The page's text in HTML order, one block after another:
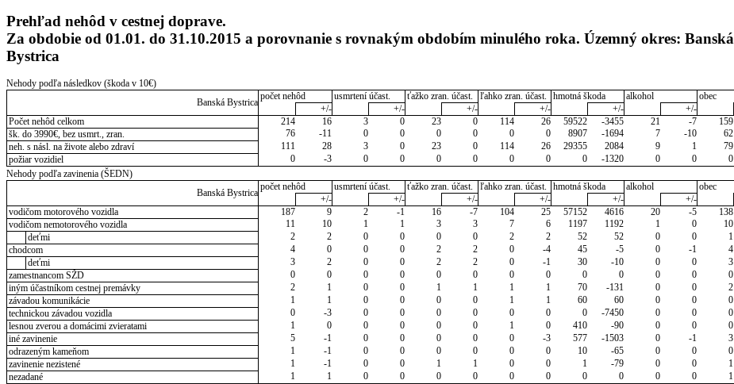
Prehľad nehôd v cestnej doprave.
Za obdobie od 01.01. do 31.10.2015 a porovnanie s rovnakým obdobím minulého roka. Územný okres: Banská
Bystrica
Nehody podľa následkov (škoda v 10€)
Banská Bystrica
počet nehôd usmrtení účast. ťažko zran. účast. ľahko zran. účast. hmotná škoda alkohol
obec
+/-
+/- +/- +/- +/- +/-
Počet nehôd celkom
214 16 3 0 23 0 114 26 59522 -3455 21 -7 159
šk. do 3990€, bez usmrt., zran.
76 -11 0 0 0 0 0 0 8907 -1694 7 -10 62
neh. s násl. na živote alebo zdraví
111 28 3 0 23 0 114 26 29355 2084 9 1 79
požiar vozidiel
0 -3 0 0 0 0 0 0 0 -1320 0 0 0
Nehody podľa zavinenia (ŠEDN)
Banská Bystrica
počet nehôd usmrtení účast. ťažko zran. účast. ľahko zran. účast. hmotná škoda alkohol
obec
+/-
+/- +/- +/- +/- +/-
vodičom motorového vozidla
187 9 2 -1 16 -7 104 25 57152 4616 20 -5 138
vodičom nemotorového vozidla
11 10 1 1 3 3 7 6 1197 1192 1 0 10
deťmi
2 2 0 0 0 0 2 2 52 52 0 0 1
chodcom
4 0 0 0 2 2 0 -4 45 -5 0 -1 4
deťmi
3 2 0 0 2 2 0 -1 30 -10 0 0 3
zamestnancom SŽD
0 0 0 0 0 0 0 0 0 0 0 0 0
iným účastníkom cestnej premávky
2 1 0 0 1 1 1 1 70 -131 0 0 2
závadou komunikácie
1 1 0 0 0 0 1 1 60 60 0 0 0
technickou závadou vozidla
0 -3 0 0 0 0 0 0 0 -7450 0 0 0
lesnou zverou a domácimi zvieratami
1 0 0 0 0 0 1 0 410 -90 0 0 0
iné zavinenie
5 -1 0 0 0 0 0 -3 577 -1503 0 -1 3
odrazeným kameňom
1 -1 0 0 0 0 0 0 10 -65 0 0 0
zavinenie nezistené
1 -1 0 0 1 1 0 0 1 -79 0 0 1
nezadané
1 1 0 0 0 0 0 0 0 0 0 0 1